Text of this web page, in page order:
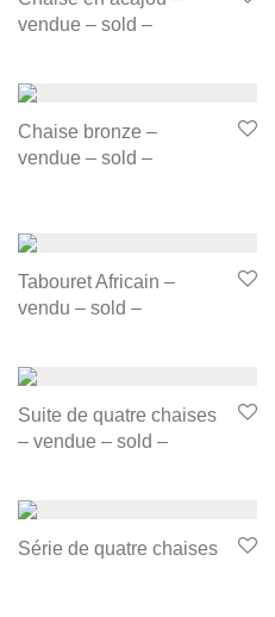
vendue – sold –
Chaise bronze –
vendue – sold –
Tabouret Africain –
vendu – sold –
Suite de quatre chaises
– vendue – sold –
Série de quatre chaises